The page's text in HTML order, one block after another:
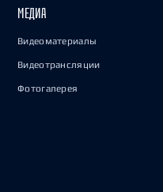
МЕДИА
Видеоматериалы
Видеотрансляции
Фотогалерея